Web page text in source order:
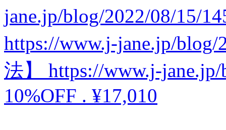
jane.jp/blog/2022/08/15/
https://www.j-jane.jp/
法】 https://www.j-
10%OFF . ¥17,010